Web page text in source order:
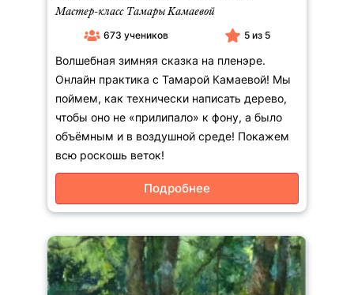
Мастер-класс Тамары Камаевой
673 учеников 5 из 5
Волшебная зимняя сказка на пленэре.
Онлайн практика с Тамарой Камаевой! Мы
поймем, как технически написать дерево,
чтобы оно не «прилипало» к фону, а было
объёмным и в воздушной среде! Покажем
всю роскошь веток!
Подробнее